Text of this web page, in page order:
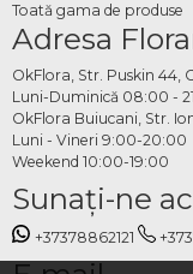
Toată gama de produse
Adresa
OkFlora, Str. Puskin 44,
Luni-Duminică 08:00 -
OkFlora Buiucani, Str.
Luni - Vineri 9:00-20:00
Weekend 10:00-19:00
Sunaţi-ne
+37378862121